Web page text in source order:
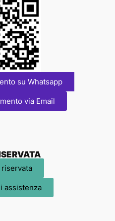
su Whatsapp
via Email
riservata
assistenza